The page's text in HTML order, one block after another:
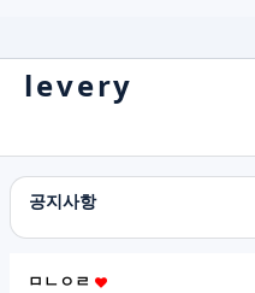
levery
공지사항
ㅁㄴㅇㄹ